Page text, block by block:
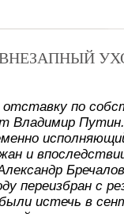
отставку по
Владимир
и
переизбран с
истечь в